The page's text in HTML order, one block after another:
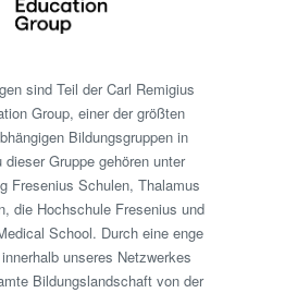
sind Teil der Carl Remigius
Group, einer der größten
Bildungsgruppen in
Gruppe gehören unter
Fresenius Schulen, Thalamus
die Hochschule Fresenius und
School. Durch eine enge
unseres Netzwerkes
Bildungslandschaft von der